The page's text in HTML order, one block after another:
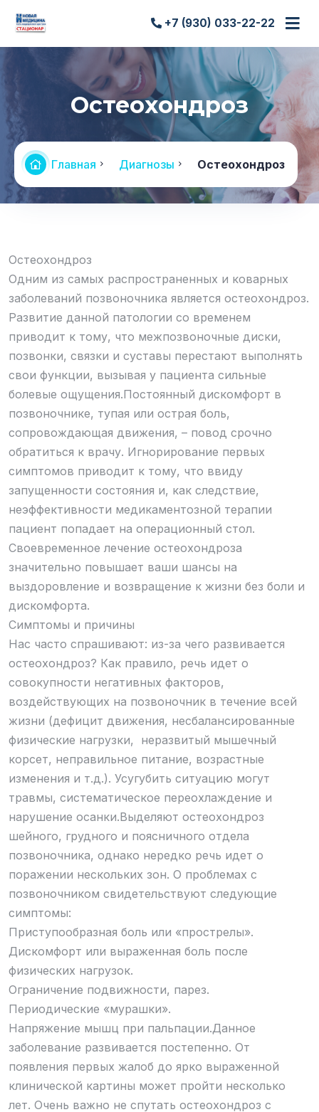
+7 (930) 033-22-22
Остеохондроз
Главная Диагнозы Остеохондроз
Остеохондроз
Одним из самых распространенных и коварных
заболеваний позвоночника является остеохондроз.
Развитие данной патологии со временем
приводит к тому, что межпозвоночные диски,
позвонки, связки и суставы перестают выполнять
свои функции, вызывая у пациента сильные
болевые ощущения.Постоянный дискомфорт в
позвоночнике, тупая или острая боль,
сопровождающая движения, – повод срочно
обратиться к врачу. Игнорирование первых
симптомов приводит к тому, что ввиду
запущенности состояния и, как следствие,
неэффективности медикаментозной терапии
пациент попадает на операционный стол.
Своевременное лечение остеохондроза
значительно повышает ваши шансы на
выздоровление и возвращение к жизни без боли и
дискомфорта.
Симптомы и причины
Нас часто спрашивают: из-за чего развивается
остеохондроз? Как правило, речь идет о
совокупности негативных факторов,
воздействующих на позвоночник в течение всей
жизни (дефицит движения, несбалансированные
физические нагрузки, неразвитый мышечный
корсет, неправильное питание, возрастные
изменения и т.д.). Усугубить ситуацию могут
травмы, систематическое переохлаждение и
нарушение осанки.Выделяют остеохондроз
шейного, грудного и поясничного отдела
позвоночника, однако нередко речь идет о
поражении нескольких зон. О проблемах с
позвоночником свидетельствуют следующие
симптомы:
Приступообразная боль или «прострелы».
Дискомфорт или выраженная боль после
физических нагрузок.
Ограничение подвижности, парез.
Периодические «мурашки».
Напряжение мышц при пальпации.Данное
заболевание развивается постепенно. От
появления первых жалоб до ярко выраженной
клинической картины может пройти несколько
лет. Очень важно не спутать остеохондроз с